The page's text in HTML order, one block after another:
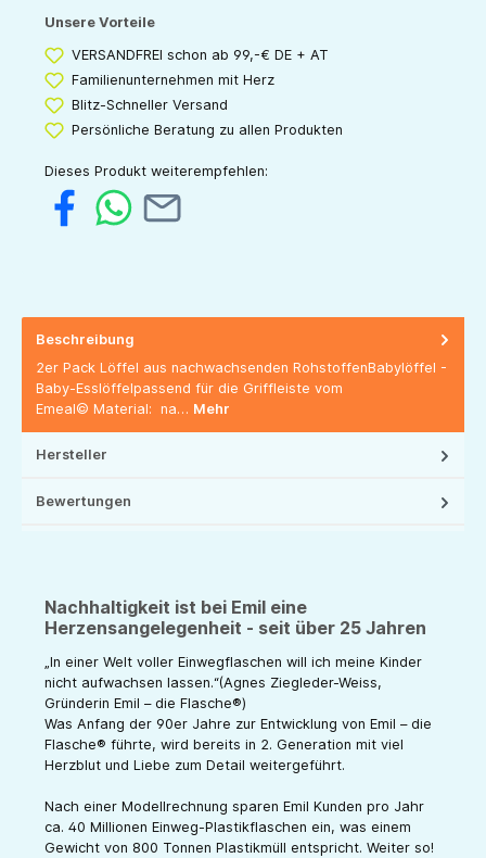
Unsere Vorteile
VERSANDFREI schon ab 99,-€ DE + AT
Familienunternehmen mit Herz
Blitz-Schneller Versand
Persönliche Beratung zu allen Produkten
Dieses Produkt weiterempfehlen:
Beschreibung
2er Pack Löffel aus nachwachsenden RohstoffenBabylöffel -
Baby-Esslöffelpassend für die Griffleiste vom
Emeal© Material: na… Mehr
Hersteller
Bewertungen
Nachhaltigkeit ist bei Emil eine
Herzensangelegenheit - seit über 25 Jahren
„In einer Welt voller Einwegflaschen will ich meine Kinder
nicht aufwachsen lassen.“(Agnes Ziegleder-Weiss,
Gründerin Emil – die Flasche®)
Was Anfang der 90er Jahre zur Entwicklung von Emil – die
Flasche® führte, wird bereits in 2. Generation mit viel
Herzblut und Liebe zum Detail weitergeführt.
Nach einer Modellrechnung sparen Emil Kunden pro Jahr
ca. 40 Millionen Einweg-Plastikflaschen ein, was einem
Gewicht von 800 Tonnen Plastikmüll entspricht. Weiter so!